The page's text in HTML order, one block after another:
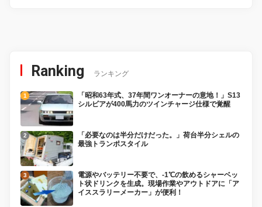
Ranking ランキング
「昭和63年式、37年間ワンオーナーの意地！」S13
シルビアが400馬力のツインチャージ仕様で覚醒
「必要なのは半分だけだった。」荷台半分シェルの
最強トランポスタイル
電源やバッテリー不要で、-1℃の飲めるシャーベッ
ト状ドリンクを生成。現場作業やアウトドアに「ア
イススラリーメーカー」が便利！